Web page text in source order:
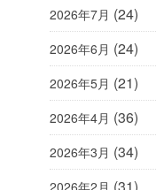
2026年7月 (24)
2026年6月 (24)
2026年5月 (21)
2026年4月 (36)
2026年3月 (34)
2026年2月 (31)